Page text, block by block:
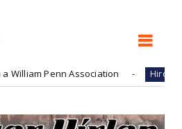
Penn Association Hirdető